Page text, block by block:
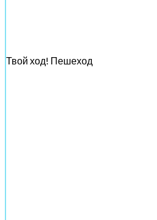
Твой ход! Пешеход